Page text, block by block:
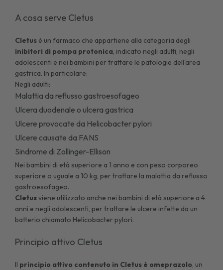
A cosa serve Cletus
Cletus è un farmaco che appartiene alla categoria degli
inibitori di pompa protonica, indicato negli adulti, negli
adolescenti e nei bambini per trattare le patologie dell'area
gastrica. In particolare:
Negli adulti:
Malattia da reflusso gastroesofageo
Ulcera duodenale o ulcera gastrica
Ulcere provocate da Helicobacter pylori
Ulcere causate da FANS
Sindrome di Zollinger-Ellison
Nei bambini di età superiore a 1 anno e con peso corporeo
superiore o uguale a 10 kg, per trattare la malattia da reflusso
gastroesofageo.
Cletusviene utilizzato anche nei bambini di età superiore a 4
anni e negli adolescenti, per trattare le ulcere infette da un
batterio chiamato Helicobacter pylori.
Principio attivo Cletus
Il principio attivo contenuto in Cletus è omeprazolo, un